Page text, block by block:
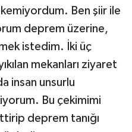
Ben şiir ile
deprem üzerine,
istedim. İki üç
mekanları ziyaret
insan unsurlu
Bu çekimimi
deprem tanığı